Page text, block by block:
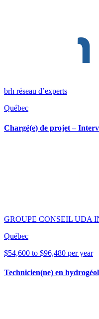
brh réseau d’experts
Québec
Chargé(e) de projet –
GROUPE CONSEIL UDA
Québec
$54,600 to $96,480 per year
Technicien(ne) en